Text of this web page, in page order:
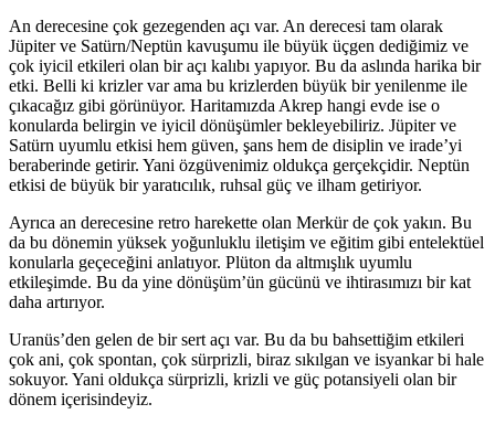
An derecesine çok gezegenden açı var. An derecesi tam olarak
Jüpiter ve Satürn/Neptün kavuşumu ile büyük üçgen dediğimiz ve
çok iyicil etkileri olan bir açı kalıbı yapıyor. Bu da aslında harika bir
etki. Belli ki krizler var ama bu krizlerden büyük bir yenilenme ile
çıkacağız gibi görünüyor. Haritamızda Akrep hangi evde ise o
konularda belirgin ve iyicil dönüşümler bekleyebiliriz. Jüpiter ve
Satürn uyumlu etkisi hem güven, şans hem de disiplin ve irade’yi
beraberinde getirir. Yani özgüvenimiz oldukça gerçekçidir. Neptün
etkisi de büyük bir yaratıcılık, ruhsal güç ve ilham getiriyor.
Ayrıca an derecesine retro harekette olan Merkür de çok yakın. Bu
da bu dönemin yüksek yoğunluklu iletişim ve eğitim gibi entelektüel
konularla geçeceğini anlatıyor. Plüton da altmışlık uyumlu
etkileşimde. Bu da yine dönüşüm’ün gücünü ve ihtirasımızı bir kat
daha artırıyor.
Uranüs’den gelen de bir sert açı var. Bu da bu bahsettiğim etkileri
çok ani, çok spontan, çok sürprizli, biraz sıkılgan ve isyankar bi hale
sokuyor. Yani oldukça sürprizli, krizli ve güç potansiyeli olan bir
dönem içerisindeyiz.